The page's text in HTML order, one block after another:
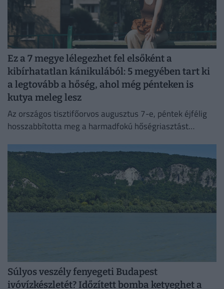
Ez a 7 megye lélegezhet fel elsőként a
kibírhatatlan kánikulából: 5 megyében tart ki
a legtovább a hőség, ahol még pénteken is
kutya meleg lesz
Az országos tisztifőorvos augusztus 7-e, péntek éjfélig
hosszabbította meg a harmadfokú hőségriasztást
fellélegezhetünk.
Súlyos veszély fenyegeti Budapest
ivóvízkészletét? Időzített bomba ketyeghet a